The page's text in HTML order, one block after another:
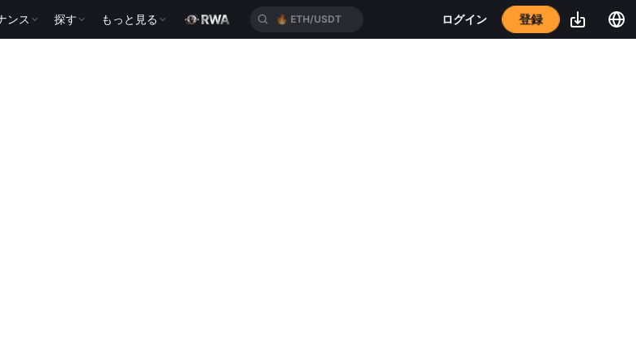
ンス 探す もっと見る 🔥 ETH/USDT ログイン 登録